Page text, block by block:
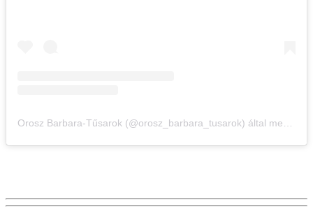
Orosz Barbara-Tűsarok (@orosz_barbara_tusarok) által megosztott bejegyzés